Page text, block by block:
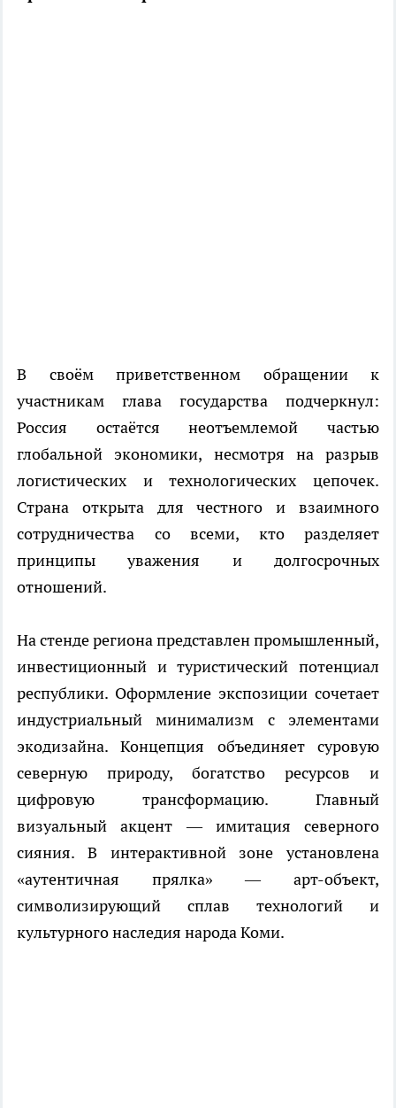
В своём приветственном обращении к
участникам глава государства подчеркнул:
Россия остаётся неотъемлемой частью
глобальной экономики, несмотря на разрыв
логистических и технологических цепочек.
Страна открыта для честного и взаимного
сотрудничества со всеми, кто разделяет
принципы уважения и долгосрочных
отношений.
На стенде региона представлен промышленный,
инвестиционный и туристический потенциал
республики. Оформление экспозиции сочетает
индустриальный минимализм с элементами
экодизайна. Концепция объединяет суровую
северную природу, богатство ресурсов и
цифровую трансформацию. Главный
визуальный акцент — имитация северного
сияния. В интерактивной зоне установлена
«аутентичная прялка» — арт-объект,
символизирующий сплав технологий и
культурного наследия народа Коми.